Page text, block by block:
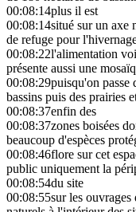
00:08:14plus il est
00:08:14situé sur un axe
de refuge pour
00:08:22l'alimentation
présente aussi une
00:08:29puisqu'on passe
bassins puis des prairies
00:08:37enfin des
00:08:37zones boisées
beaucoup d'espèces
00:08:46flore sur cet
public uniquement la
00:08:54du site
00:08:55sur les